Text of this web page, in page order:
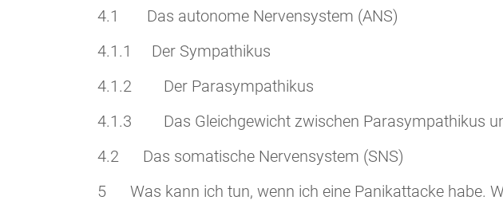
4.1 Das autonome Nervensystem (ANS)
4.1.1 Der Sympathikus
4.1.2 Der Parasympathikus
4.1.3 Das Gleichgewicht zwischen Parasympathikus
4.2 Das somatische Nervensystem (SNS)
5 Was kann ich tun, wenn ich eine Panikattacke habe.